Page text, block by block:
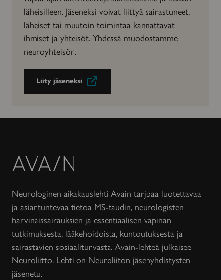
läheisilleen. Jäseneksi voivat liittyä sairastuneet,
läheiset tai muutoin toimintaa kannattavat
ihmiset ja yhteisöt. Yhdessä muodostamme
neuroyhteisön.
Liity jäseneksi
Avain-
lehti
Neurologinen aikakauslehti Avain tarjoaa luotettavaa
ja asiantuntevaa tietoa MS-taudin, neurologisten
harvinaissairauksien ja essentiaalisen vapinan
tutkimuksesta, lääkehoidoista, kuntoutuksesta ja
sairastavien sosiaaliturvasta. Avain-lehteä julkaisee
Neuroliitto. Lehti on Neuroliiton jäsenyhdistysten
jäsenetu.